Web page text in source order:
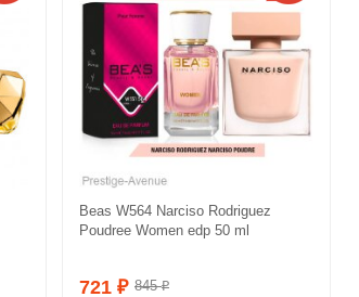
Beas W564 Narciso Rodriguez
Poudree Women edp 50 ml
721 ₽ 845₽